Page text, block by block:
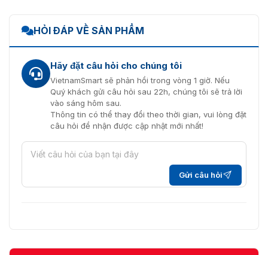
HỎI ĐÁP VỀ SẢN PHẨM
Hãy đặt câu hỏi cho chúng tôi
VietnamSmart sẽ phản hồi trong vòng 1 giờ. Nếu
Quý khách gửi câu hỏi sau 22h, chúng tôi sẽ trả lời
vào sáng hôm sau.
Thông tin có thể thay đổi theo thời gian, vui lòng đặt
câu hỏi để nhận được cập nhật mới nhất!
Gửi câu hỏi